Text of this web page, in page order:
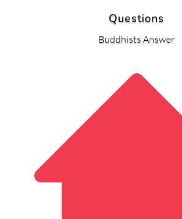
Questions
Buddhists Answer